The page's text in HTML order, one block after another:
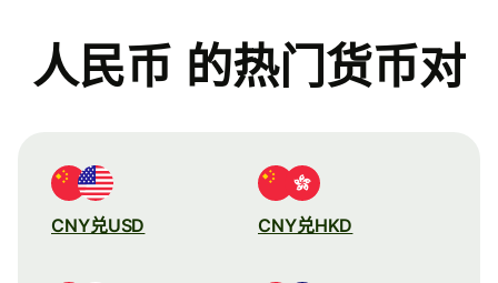
人民币 的热门货币对
CNY兑USD CNY兑HKD